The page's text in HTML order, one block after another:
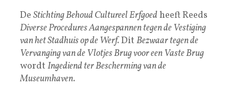
De Stichting Behoud Cultureel Erfgoedheeft Reeds
Diverse Procedures Aangespannen tegen de Vestiging
van het Stadhuis op de Werf.Dit Bezwaar tegen de
Vervanging van de Vlotjes Brug voor een Vaste Brug
wordt Ingediend ter Bescherming van de
Museumhaven.